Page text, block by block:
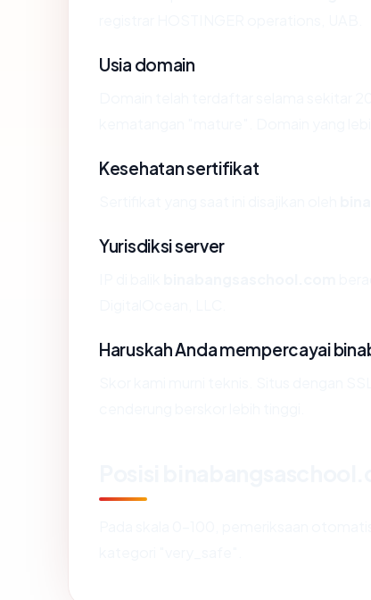
Usia domain
Kesehatan sertifikat
Yurisdiksi server
Haruskah Anda mempercayai